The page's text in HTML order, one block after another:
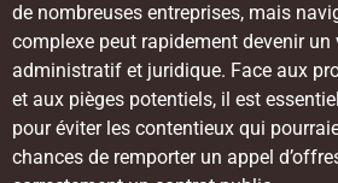
de nombreuses entreprises, mais
complexe peut rapidement devenir un
administratif et juridique. Face aux
et aux pièges potentiels, il est
pour éviter les contentieux qui
chances de remporter un appel